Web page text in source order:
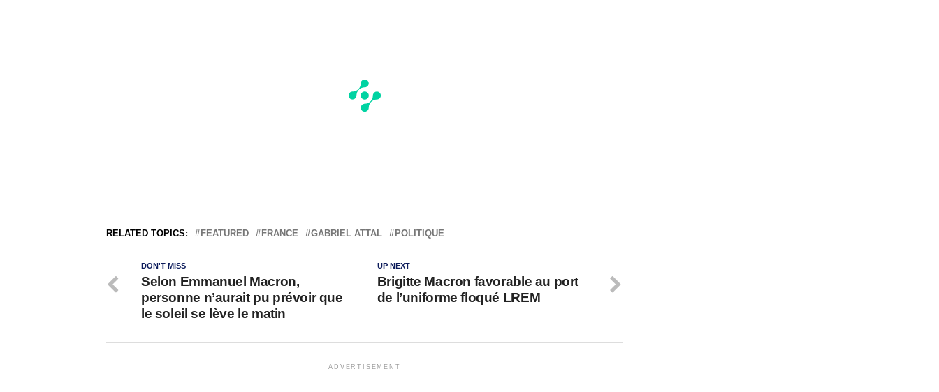
RELATED TOPICS: FEATURED FRANCE GABRIEL ATTAL POLITIQUE
UP NEXT
Brigitte Macron favorable au port
de l’uniforme floqué LREM
DON'T MISS
Selon Emmanuel Macron,
personne n’aurait pu prévoir que
le soleil se lève le matin
ADVERTISEMENT